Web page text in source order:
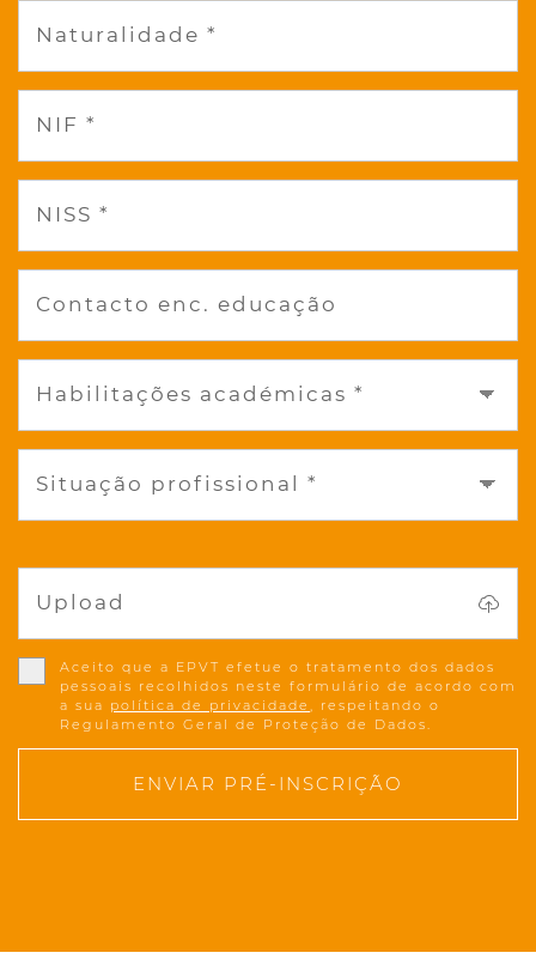
Naturalidade *
NIF *
NISS *
Contacto enc. educação
Habilitações académicas *
Situação profissional *
Upload
Aceito que a EPVT efetue o tratamento dos dados
pessoais recolhidos neste formulário de acordo com
a sua política de privacidade , respeitando o
Regulamento Geral de Proteção de Dados.
ENVIAR PRÉ-INSCRIÇÃO